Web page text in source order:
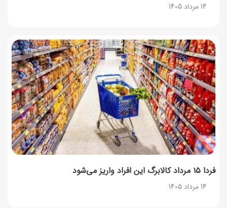
14 مرداد 1405
فردا ۱۵ مرداد کالابرگ این افراد واریز می‌شود
14 مرداد 1405